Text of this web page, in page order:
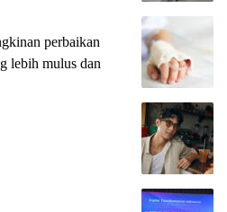
perbaikan
lebih mulus dan